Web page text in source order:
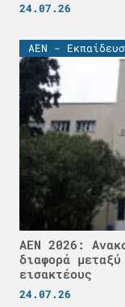
24.07.26
ΑΕΝ -
ΑΕΝ 2026:
διαφορά
εισακτέους
24.07.26